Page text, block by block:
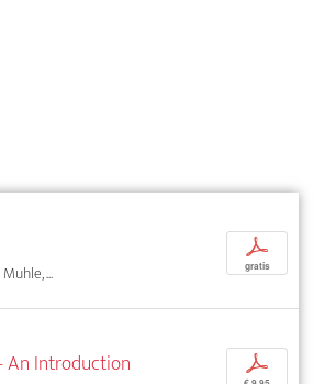
...
p
gratis
An Introduction
p